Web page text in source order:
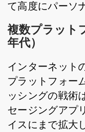
て高度にパーソ
複数プラット
年代）
インターネット
プラットフォー
ッシングの戦術
セージングアプ
イスにまで拡大